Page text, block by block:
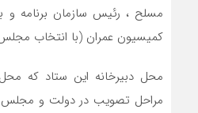
مسلح ، رئیس سازمان برنامه
کمیسیون عمران (با انتخاب
محل دبیرخانه این ستاد که
مراحل تصویب در دولت و مجلس